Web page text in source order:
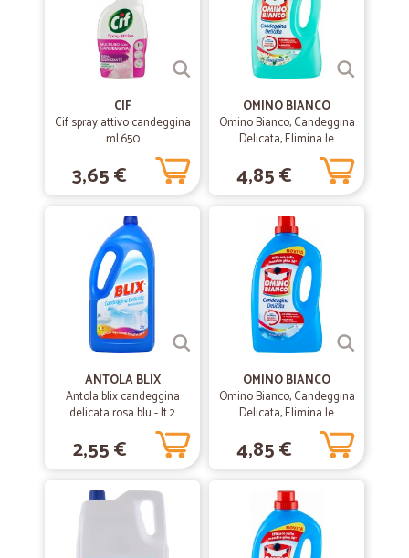
CIF
Cif spray attivo candeggina
ml.650
3,65 €
OMINO BIANCO
Omino Bianco, Candeggina
Delicata, Elimina le
Macchie e rispetta Colori,
Muschio Bianco, 2000ml
4,85 €
ANTOLA BLIX
Antola blix candeggina
delicata rosa blu - lt.2
2,55 €
OMINO BIANCO
Omino Bianco, Candeggina
Delicata, Elimina le
Macchie e Rispetta i Colori,
Brezza Marina, 2000ml
4,85 €